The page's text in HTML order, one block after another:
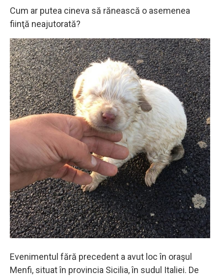
Cum ar putea cineva să rănească o asemenea
fiinţă neajutorată?
Evenimentul fără precedent a avut loc în oraşul
Menfi, situat în provincia Sicilia, în sudul Italiei. De